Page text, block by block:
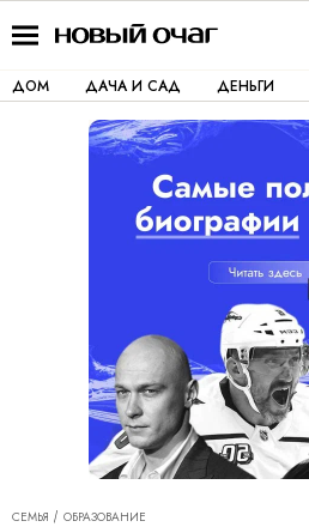
ДОМ ДАЧА И САД ДЕНЬГИ
СЕМЬЯ
ОБРАЗОВАНИЕ